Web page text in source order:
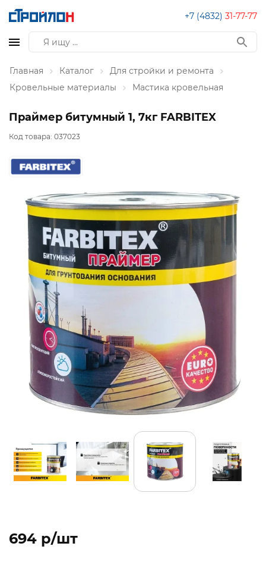
+7 (4832) 31-77-77
Главная Каталог
Для стройки и ремонта
Кровельные материалы
Мастика кровельная
Праймер битумный 1, 7кг FARBITEX
Код товара: 037023
694 p/шт